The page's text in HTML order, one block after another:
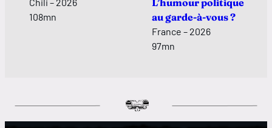
Chili – 2026
108mn
L’humour politique
au garde-à-vous ?
France – 2026
97mn